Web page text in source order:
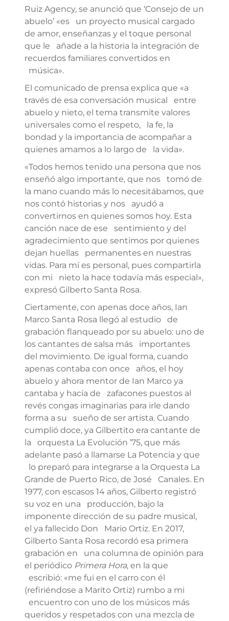
Ruiz Agency, se anunció que ‘Consejo de un
abuelo’ «es un proyecto musical cargado
de amor, enseñanzas y el toque personal
que le añade a la historia la integración de
recuerdos familiares convertidos en
música».
El comunicado de prensa explica que «a
través de esa conversación musical entre
abuelo y nieto, el tema transmite valores
universales como el respeto, la fe, la
bondad y la importancia de acompañar a
quienes amamos a lo largo de la vida».
«Todos hemos tenido una persona que nos
enseñó algo importante, que nos tomó de
la mano cuando más lo necesitábamos, que
nos contó historias y nos ayudó a
convertirnos en quienes somos hoy. Esta
canción nace de ese sentimiento y del
agradecimiento que sentimos por quienes
dejan huellas permanentes en nuestras
vidas. Para mí es personal, pues compartirla
con mi nieto la hace todavía más especial»,
expresó Gilberto Santa Rosa.
Ciertamente, con apenas doce años, Ian
Marco Santa Rosa llegó al estudio de
grabación flanqueado por su abuelo: uno de
los cantantes de salsa más importantes
del movimiento. De igual forma, cuando
apenas contaba con once años, el hoy
abuelo y ahora mentor de Ian Marco ya
cantaba y hacía de zafacones puestos al
revés congas imaginarias para irle dando
forma a su sueño de ser artista. Cuando
cumplió doce, ya Gilbertito era cantante de
la orquesta La Evolución ’75, que más
adelante pasó a llamarse La Potencia y que
lo preparó para integrarse a la Orquesta La
Grande de Puerto Rico, de José Canales. En
1977, con escasos 14 años, Gilberto registró
su voz en una producción, bajo la
imponente dirección de su padre musical,
el ya fallecido Don Mario Ortiz. En 2017,
Gilberto Santa Rosa recordó esa primera
grabación en una columna de opinión para
el periódico Primera Hora, en la que
escribió: «me fui en el carro con él
(refiriéndose a Marito Ortiz) rumbo a mi
encuentro con uno de los músicos más
queridos y respetados con una mezcla de